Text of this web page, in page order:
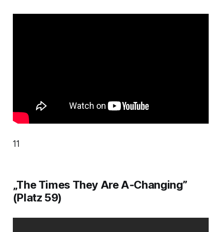
11
„The Times They Are A‑Changing”
(Platz 59)